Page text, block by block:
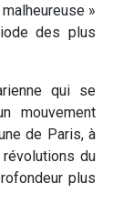
»
des plus
qui se
mouvement
de Paris, à
du
plus